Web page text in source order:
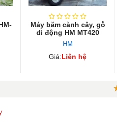
Máy băm cành cây, gỗ
di động HM MT420
HM
Giá:Liên hệ